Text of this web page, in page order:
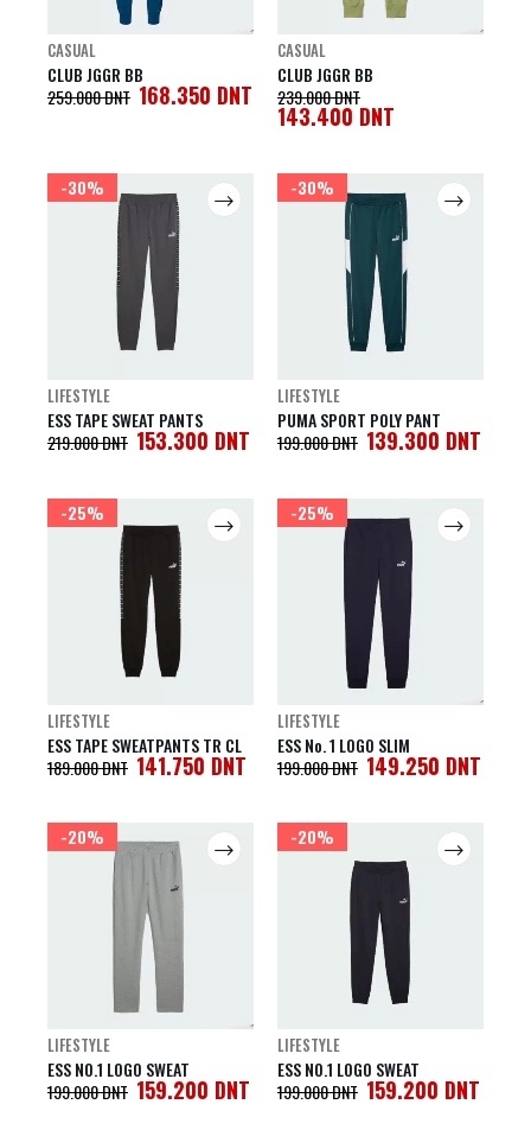
CASUAL
CLUB JGGR BB
259.000DNT 168.350 DNT
CASUAL
CLUB JGGR BB
239.000DNT
143.400 DNT
-30%
LIFESTYLE
ESS TAPE SWEAT PANTS
219.000DNT 153.300 DNT
-30%
LIFESTYLE
PUMA SPORT POLY PANT
199.000DNT 139.300 DNT
-25%
LIFESTYLE
ESS TAPE SWEATPANTS TR CL
189.000DNT 141.750 DNT
-25%
LIFESTYLE
ESS No. 1 LOGO SLIM
199.000DNT 149.250 DNT
-20%
LIFESTYLE
ESS NO.1 LOGO SWEAT
199.000DNT 159.200 DNT
-20%
LIFESTYLE
ESS NO.1 LOGO SWEAT
199.000DNT 159.200 DNT